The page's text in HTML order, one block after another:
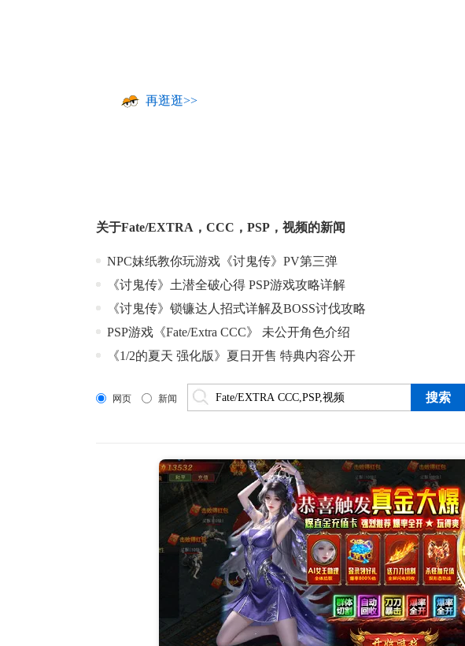
再逛逛>>
关于Fate/EXTRA ， CCC ， PSP ， 视频的新闻
NPC妹纸教你玩游戏《讨鬼传》PV第三弹
《讨鬼传》土潜全破心得 PSP游戏攻略详解
《讨鬼传》锁镰达人招式详解及BOSS讨伐攻略
PSP游戏《Fate/Extra CCC》 未公开角色介绍
《1/2的夏天 强化版》夏日开售 特典内容公开
网页 新闻